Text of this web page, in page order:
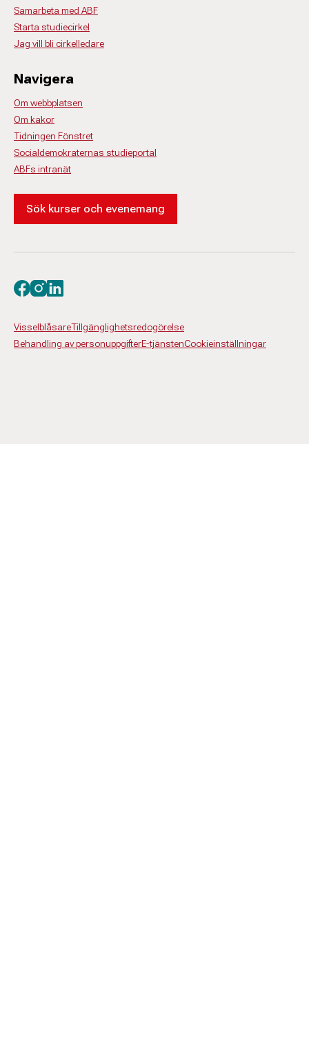
Samarbeta med ABF
Starta studiecirkel
Jag vill bli cirkelledare
Navigera
Om webbplatsen
Om kakor
Tidningen Fönstret
Socialdemokraternas studieportal
ABFs intranät
Sök kurser och evenemang
VisselblåsareTillgänglighetsredogörelse
Behandling av personuppgifterE-tjänstenCookieinställningar
Besök oss på facebook
Besök oss på instagram
Besök oss på linkedin